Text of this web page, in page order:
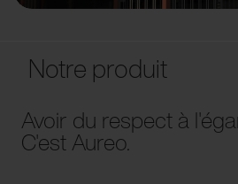
Notre produit
Avoir du respect à
C'est Aureo.